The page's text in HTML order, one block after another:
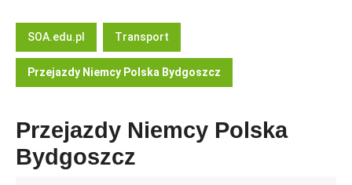
Button
SOA.edu.pl Transport
Przejazdy Niemcy Polska Bydgoszcz
Przejazdy Niemcy Polska
Bydgoszcz